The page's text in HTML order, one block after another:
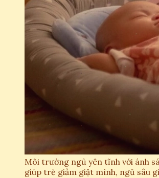
Môi trường ngủ yên tĩnh với ánh
giúp trẻ giảm giật mình, ngủ sâu